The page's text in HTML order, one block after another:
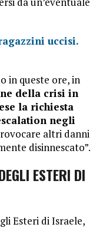
uccisi.
in queste ore, in
della crisi in
la richiesta
negli
altri danni
disinnescato”.
ESTERI DI
Esteri di Israele,